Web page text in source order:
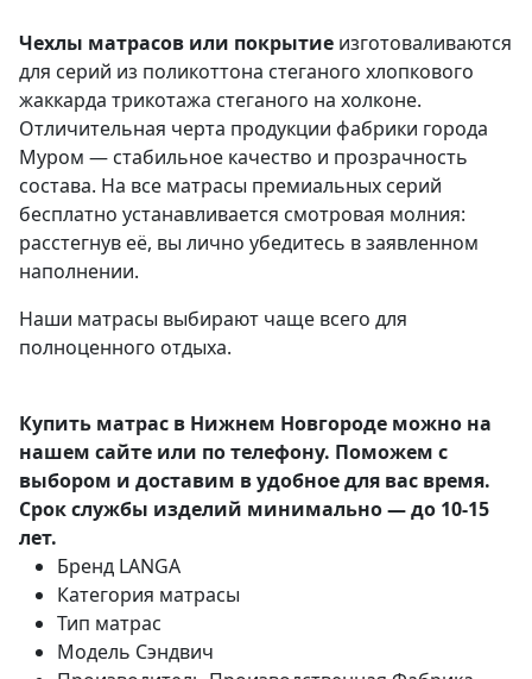
Чехлы матрасов или покрытие изготоваливаются
для серий из поликоттона стеганого хлопкового
жаккарда трикотажа стеганого на холконе.
Отличительная черта продукции фабрики города
Муром — стабильное качество и прозрачность
состава. На все матрасы премиальных серий
бесплатно устанавливается смотровая молния:
расстегнув её, вы лично убедитесь в заявленном
наполнении.
Наши матрасы выбирают чаще всего для
полноценного отдыха.
Купить матрас в Нижнем Новгороде можно на
нашем сайте или по телефону. Поможем с
выбором и доставим в удобное для вас время.
Срок службы изделий минимально — до 10-15
лет.
Бренд LANGA
Категория матрасы
Тип матрас
Модель Сэндвич